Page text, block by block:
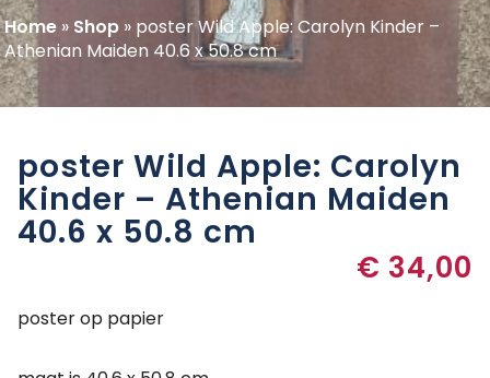
Home » Shop » poster Wild Apple: Carolyn Kinder –
Athenian Maiden 40.6 x 50.8 cm
poster Wild Apple: Carolyn
Kinder – Athenian Maiden
40.6 x 50.8 cm
€ 34,00
poster op papier